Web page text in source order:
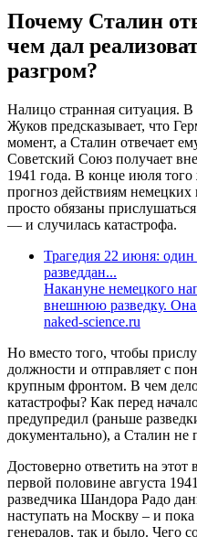
Почему Сталин
чем дал
разгром?
Налицо странная ситуация.
Жуков предсказывает, что
момент, а Сталин отвечает
Советский Союз получает
1941 года. В конце июля
прогноз действиям
просто обязаны
— и случилась катастрофа.
Трагедия 22 июня: один
разведдан...
Накануне немецкого
внешнюю разведку. Она
naked-science.ru
Но вместо того, чтобы
должности и отправляет с
крупным фронтом. В чем
катастрофы? Как перед
предупредил (раньше
документально), а Сталин не
Достоверно ответить на этот
первой половине августа
разведчика Шандора Радо
наступать на Москву – и
генералов, так и было. Чего